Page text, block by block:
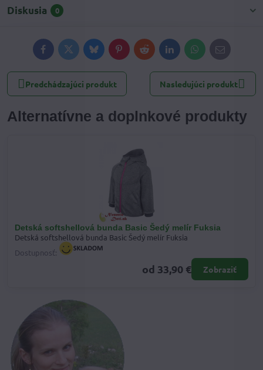
Diskusia 0
FacebookTwitterBlueskyPinterestRedditLinkedInWhatsApp
E-
mail
Predchádzajúci produkt Nasledujúci produkt
Alternatívne a doplnkové produkty
Detská softshellová bunda Basic Šedý melír Fuksia
Detská softshellová bunda Basic Šedý melír Fuksia
Dostupnosť:
od 33,90 € Zobraziť